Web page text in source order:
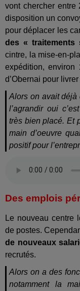
vont chercher
disposition un
pour déplacer les
des « traitements
cintre, la mise-en-
expédition, environ
d’Obernai pour
Alors on avait déjà
l’agrandir oui
très bien placé. Et
main d’oeuvre
positif pour
Des emplois
Le nouveau centre
de postes.
de nouveaux
recrutés.
Alors on a des
notamment la